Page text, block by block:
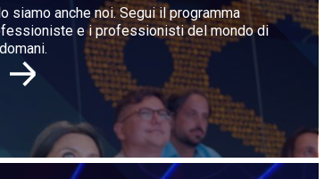
siamo anche noi. Segui il programma
e i professionisti del mondo di
domani.
Immagine